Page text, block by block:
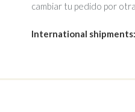
cambiar tu pedido por
International shipments: